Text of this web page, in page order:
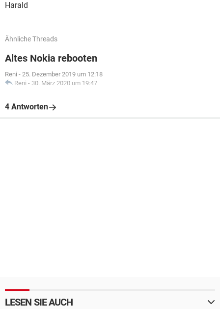
Harald
Ähnliche Threads
Altes Nokia rebooten
Reni - 25. Dezember 2019 um 12:18
Reni - 30. März 2020 um 19:47
4 Antworten
LESEN SIE AUCH